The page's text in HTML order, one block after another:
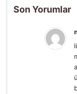
Son Yorumlar